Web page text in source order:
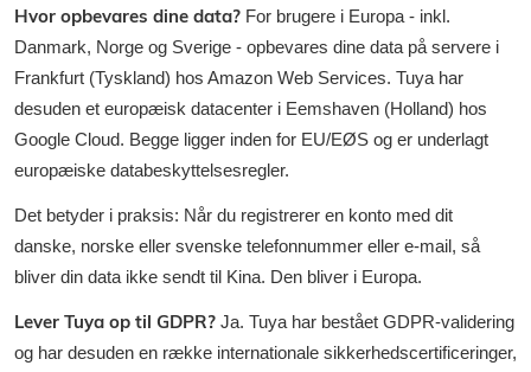
Hvor opbevares dine data? For brugere i Europa - inkl.
Danmark, Norge og Sverige - opbevares dine data på servere i
Frankfurt (Tyskland) hos Amazon Web Services. Tuya har
desuden et europæisk datacenter i Eemshaven (Holland) hos
Google Cloud. Begge ligger inden for EU/EØS og er underlagt
europæiske databeskyttelsesregler.
Det betyder i praksis: Når du registrerer en konto med dit
danske, norske eller svenske telefonnummer eller e-mail, så
bliver din data ikke sendt til Kina. Den bliver i Europa.
Lever Tuya op til GDPR? Ja. Tuya har bestået GDPR-validering
og har desuden en række internationale sikkerhedscertificeringer,